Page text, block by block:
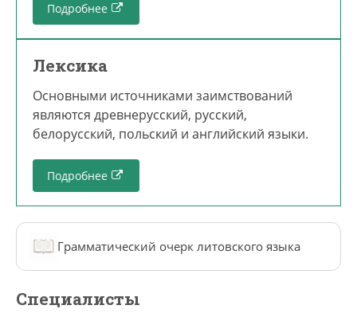
Подробнее
Лексика
Основными источниками заимствований
являются древнерусский, русский,
белорусский, польский и английский языки.
Подробнее
Грамматический очерк литовского языка
Специалисты